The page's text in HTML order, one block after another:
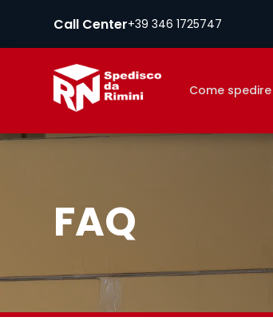
Call Center+39 346 1725747
Come spedire
FAQ